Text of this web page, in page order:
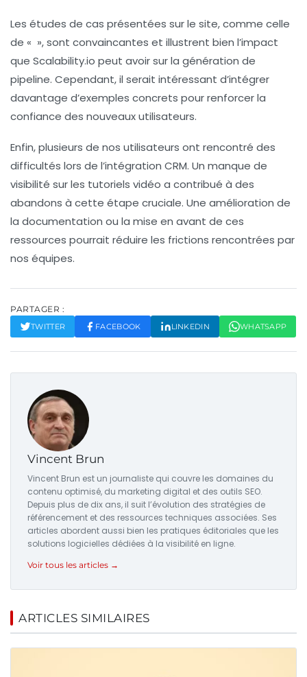
Les études de cas présentées sur le site, comme celle
de « », sont convaincantes et illustrent bien l’impact
que Scalability.io peut avoir sur la génération de
pipeline. Cependant, il serait intéressant d’intégrer
davantage d’exemples concrets pour renforcer la
confiance des nouveaux utilisateurs.
Enfin, plusieurs de nos utilisateurs ont rencontré des
difficultés lors de l’intégration CRM. Un manque de
visibilité sur les tutoriels vidéo a contribué à des
abandons à cette étape cruciale. Une amélioration de
la documentation ou la mise en avant de ces
ressources pourrait réduire les frictions rencontrées par
nos équipes.
PARTAGER :
TWITTER FACEBOOK LINKEDIN WHATSAPP
Vincent Brun
Vincent Brun est un journaliste qui couvre les domaines du
contenu optimisé, du marketing digital et des outils SEO.
Depuis plus de dix ans, il suit l’évolution des stratégies de
référencement et des ressources techniques associées. Ses
articles abordent aussi bien les pratiques éditoriales que les
solutions logicielles dédiées à la visibilité en ligne.
Voir tous les articles →
ARTICLES SIMILAIRES